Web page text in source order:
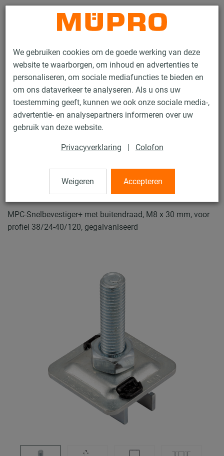
We gebruiken cookies om de goede werking van deze
website te waarborgen, om inhoud en advertenties te
personaliseren, om sociale mediafuncties te bieden en
om ons dataverkeer te analyseren. Als u ons uw
toestemming geeft, kunnen we ook onze sociale media-,
advertentie- en analysepartners informeren over uw
gebruik van deze website.
Privacyverklaring | Colofon
Weigeren Accepteren
Contact
Producten Bevestigingstechniek
Ventilatiebevestiging
Installatierails voor luchtkanaalbevestiging
MPC Snelbevestigers+
10 / 62
MPC Snelbevestigers+
MPC-Snelbevestiger+ met buitendraad, M8 x 30 mm, voor
profiel 38/24-40/120, gegalvaniseerd